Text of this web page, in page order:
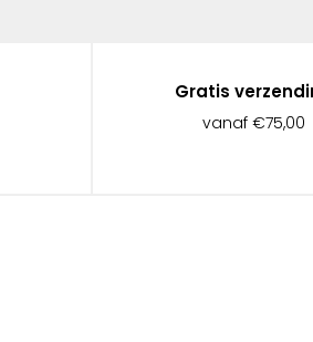
Gratis
vanaf €75,00